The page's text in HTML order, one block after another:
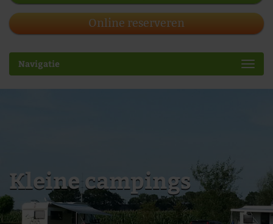
Online reserveren
Navigatie
Kleine campings